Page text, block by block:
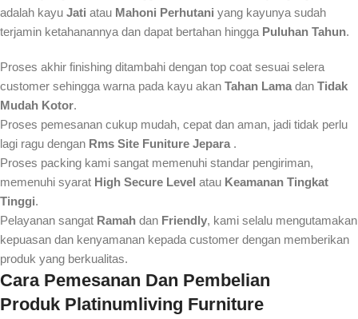
adalah kayu Jati atau Mahoni Perhutani yang kayunya sudah
terjamin ketahanannya dan dapat bertahan hingga Puluhan Tahun.
Proses akhir finishing ditambahi dengan top coat sesuai selera
customer sehingga warna pada kayu akan Tahan Lama dan Tidak
Mudah Kotor.
Proses pemesanan cukup mudah, cepat dan aman, jadi tidak perlu
lagi ragu dengan Rms Site Funiture Jepara .
Proses packing kami sangat memenuhi standar pengiriman,
memenuhi syarat High Secure Level atau Keamanan Tingkat
Tinggi.
Pelayanan sangat Ramah dan Friendly, kami selalu mengutamakan
kepuasan dan kenyamanan kepada customer dengan memberikan
produk yang berkualitas.
Cara Pemesanan Dan Pembelian
Produk Platinumliving Furniture